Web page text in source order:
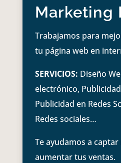
Marketing
Trabajamos para
tu página web en
SERVICIOS: Diseño
electrónico,
Publicidad en Redes
Redes sociales…
Te ayudamos a
aumentar tus ventas.